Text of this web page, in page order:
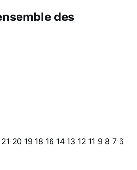
des
21 20 19 18 16 14 13 12 11 9 8 7 6